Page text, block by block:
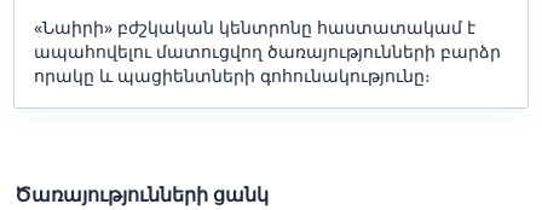
«Նաիրի» բժշկական կենտրոնը հաստատակամ է
ապահովելու մատուցվող ծառայությունների բարձր
որակը և պացիենտների գոհունակությունը։
Ծառայությունների ցանկ